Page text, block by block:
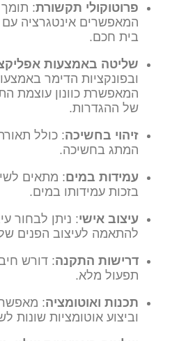
פרוטוקולי תקשורת
המאפשרים אינטגרציה עם
בית חכם.
שליטה באמצעות
ובפונקציות הדימר
המאפשרת כוונון עוצמת
של ההגדרות.
זיהוי בחשיכה: כולל
המתג בחשיכה.
עמידות במים: מתאים
בזכות עמידותו במים.
עיצוב אישי: ניתן לבחור
להתאמה לעיצוב הפנים
דרישות התקנה: דורש
תפעול מלא.
תכנות ואוטומציה: מאפשר
וביצוע אוטומציות שונות